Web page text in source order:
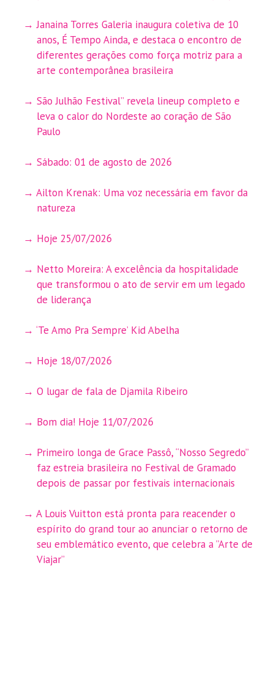
Janaina Torres Galeria inaugura coletiva de 10
anos, É Tempo Ainda, e destaca o encontro de
diferentes gerações como força motriz para a
arte contemporânea brasileira
São Julhão Festival” revela lineup completo e
leva o calor do Nordeste ao coração de São
Paulo
Sábado: 01 de agosto de 2026
Ailton Krenak: Uma voz necessária em favor da
natureza
Hoje 25/07/2026
Netto Moreira: A excelência da hospitalidade
que transformou o ato de servir em um legado
de liderança
‘Te Amo Pra Sempre’ Kid Abelha
Hoje 18/07/2026
O lugar de fala de Djamila Ribeiro
Bom dia! Hoje 11/07/2026
Primeiro longa de Grace Passô, “Nosso Segredo”
faz estreia brasileira no Festival de Gramado
depois de passar por festivais internacionais
A Louis Vuitton está pronta para reacender o
espírito do grand tour ao anunciar o retorno de
seu emblemático evento, que celebra a ”Arte de
Viajar”